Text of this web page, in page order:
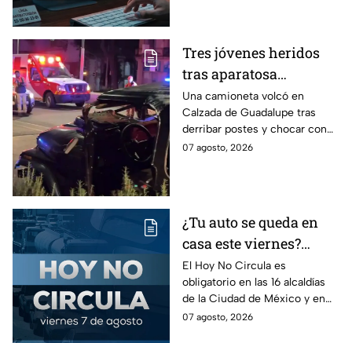
Tres jóvenes heridos
tras aparatosa
volcadura en Tepeyac
Insurgentes y operativo
en la Juárez, mientras
dormía
Una camioneta volcó en
Calzada de Guadalupe tras
derribar postes y chocar con
un árbol, dejando a tres
07 agosto, 2026
¿Tu auto se queda en
casa este viernes?
Revisa el Hoy No
Circula de este 7 de
agosto
El Hoy No Circula es
obligatorio en las 16 alcaldías
de la Ciudad de México y en
los municipios conurbados del
07 agosto, 2026